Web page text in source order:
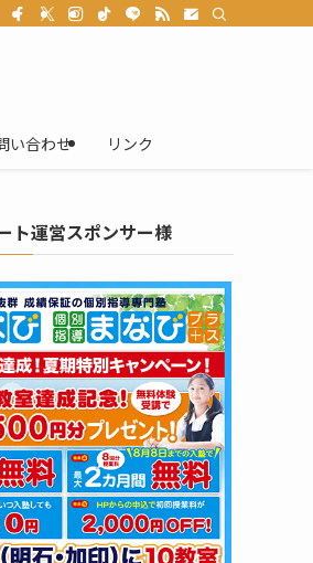
い合わせ リンク
ト運営スポンサー様